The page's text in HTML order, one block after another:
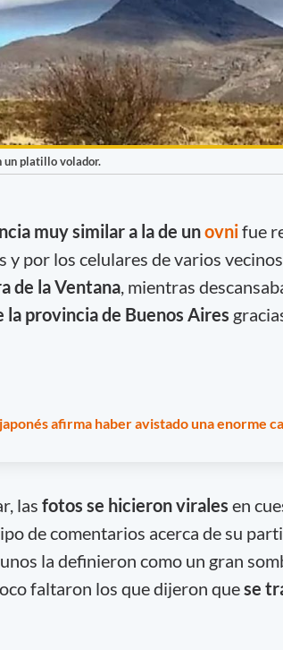
un platillo volador.
muy similar a la de unovnifue
y por los celulares de varios
de la Ventana, mientras
la provincia de Buenos Aires
afirma haber avistado una enorme
las fotos se hicieron virales en
de comentarios acerca de su
la definieron como un gran
faltaron los que dijeron quese